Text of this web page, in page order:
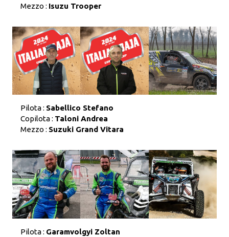
Mezzo : Isuzu Trooper
Pilota : Sabellico Stefano
Copilota : Taloni Andrea
Mezzo : Suzuki Grand Vitara
Pilota : Garamvolgyi Zoltan